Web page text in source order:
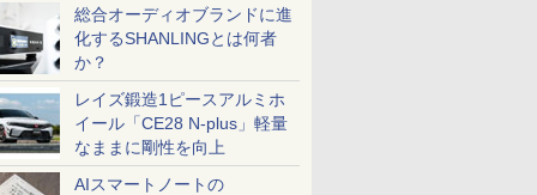
総合オーディオブランドに進
化するSHANLINGとは何者
か？
レイズ鍛造1ピースアルミホ
イール「CE28 N-plus」軽量
なままに剛性を向上
AIスマートノートの